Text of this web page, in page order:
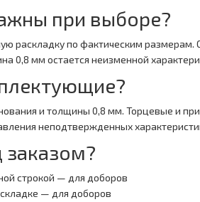
при выборе?
раскладку по фактическим
мм остается неизменной
и толщины 0,8 мм. Торцевые и
неподтвержденных
заказом?
строкой — для доборов
— для доборов